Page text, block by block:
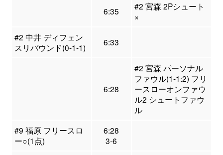
6:35
#2 宮森 2Pシュート
×
#2 中井 ディフェン
スリバウンド(0-1-1)
6:33
6:28
#2 宮森 パーソナル
ファウル(1-1:2) フリ
ースローオンファウ
ル2 シュートファウ
ル
#9 福原 フリースロ
ー○(1点)
6:28
3-6